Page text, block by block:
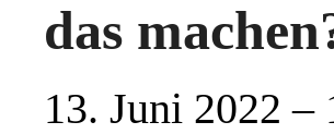
das
13. Juni 2022 –